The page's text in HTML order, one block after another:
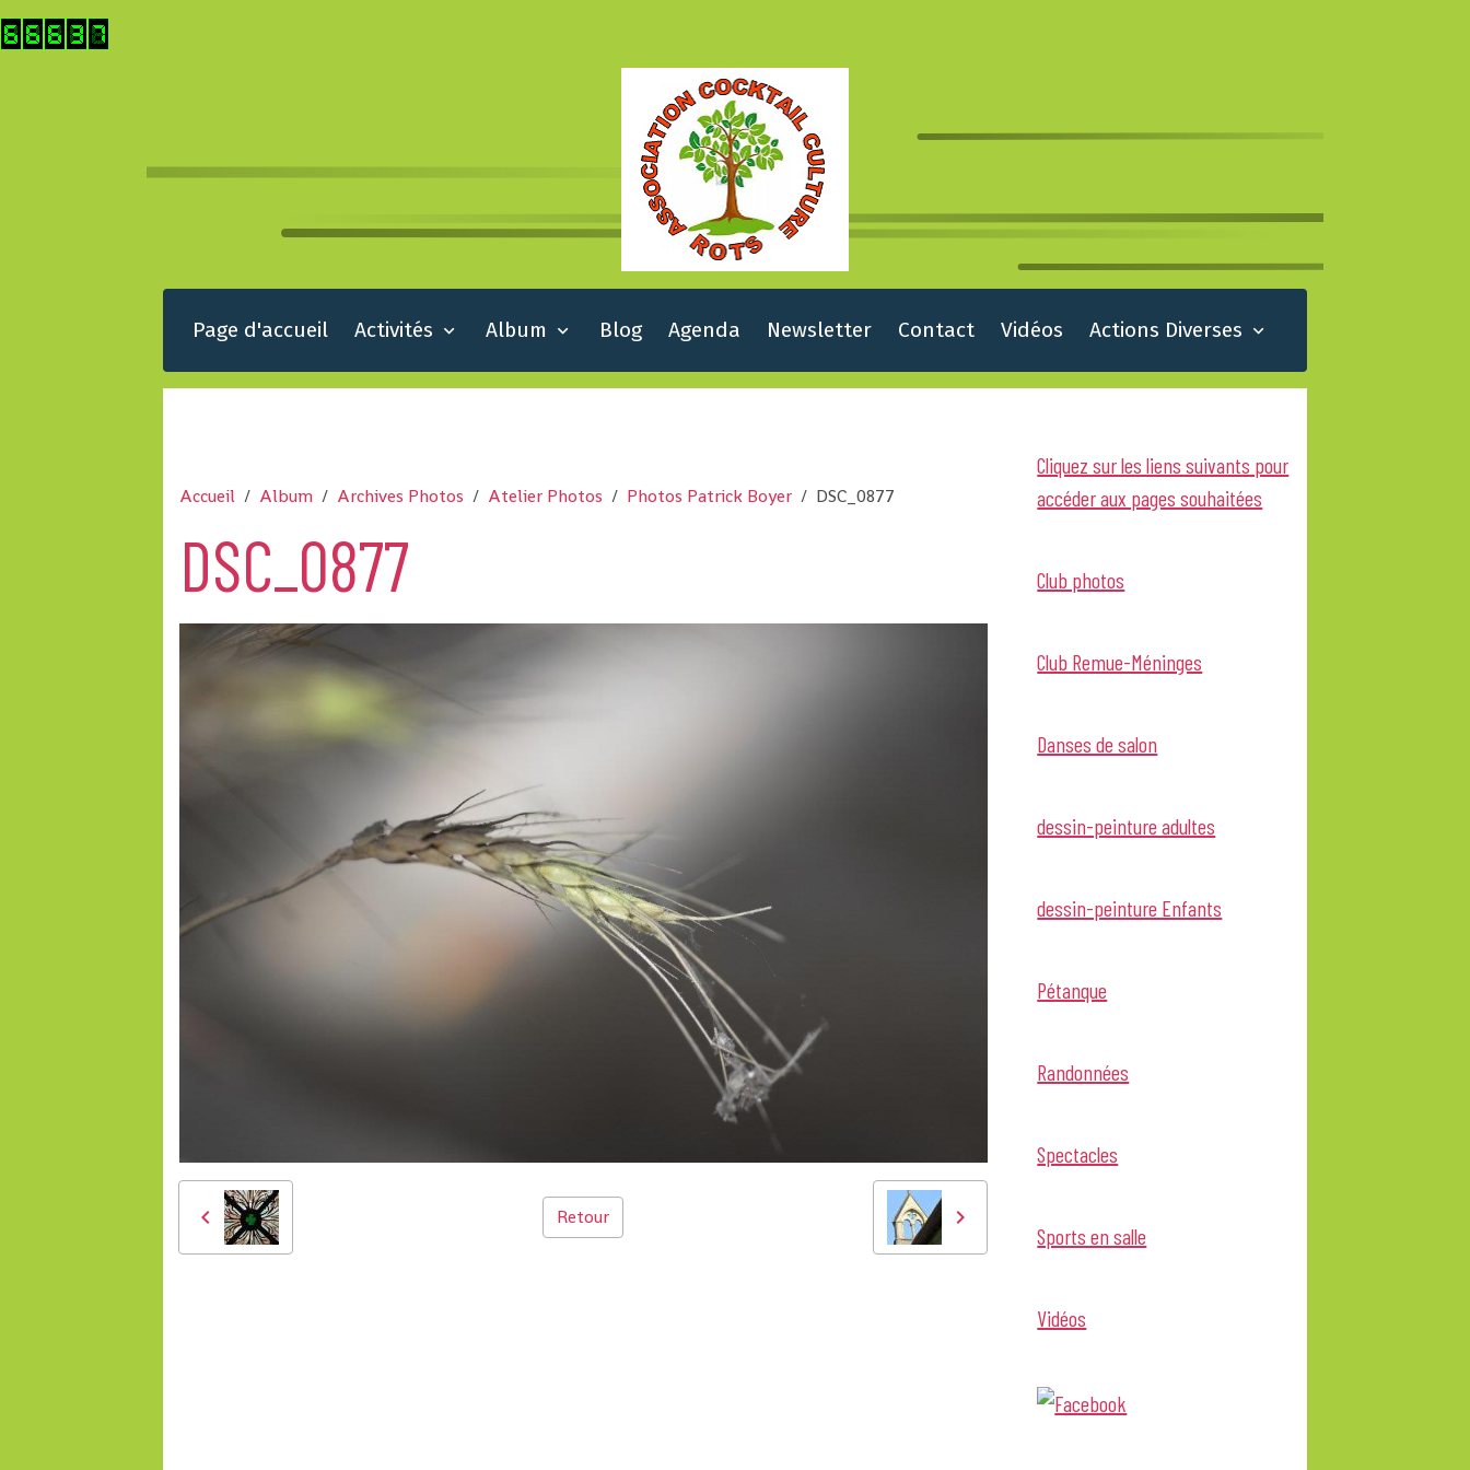
Page d'accueil Activités Album Blog Agenda Newsletter Contact Vidéos Actions Diverses
Accueil Album Archives Photos Atelier Photos Photos Patrick Boyer DSC_0877
DSC_0877
Retour
Cliquez sur les liens suivants pour
accéder aux pages souhaitées
Club photos
Club Remue-Méninges
Danses de salon
dessin-peinture adultes
dessin-peinture Enfants
Pétanque
Randonnées
Spectacles
Sports en salle
Vidéos